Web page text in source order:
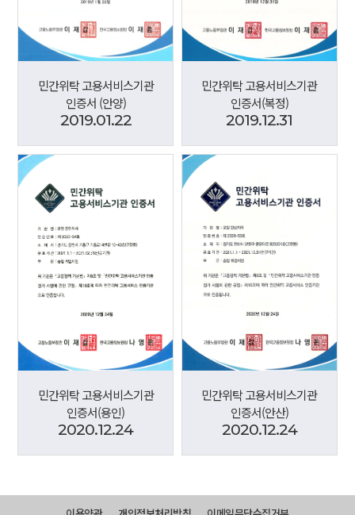
민간위탁 고용서비스기관
인증서 (안양)
2019.01.22
민간위탁 고용서비스기관
인증서(복정)
2019.12.31
민간위탁 고용서비스기관
인증서(용인)
2020.12.24
민간위탁 고용서비스기관
인증서(안산)
2020.12.24